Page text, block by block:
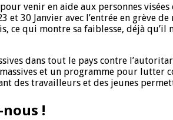
venir en aide aux personnes
30 Janvier avec l’entrée en grève
ce qui montre sa faiblesse, déjà qu’il
dans tout le pays contre
et un programme pour lutter
des travailleurs et des jeunes
!